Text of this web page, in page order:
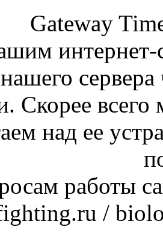
Gateway
интернет-
Скорее
над ее
работы
/